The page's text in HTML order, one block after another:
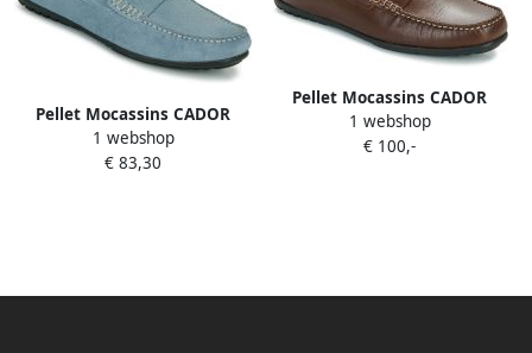
Pellet Mocassins CADOR
1 webshop
€ 83,30
Pellet Mocassins CADOR
1 webshop
€ 100,-